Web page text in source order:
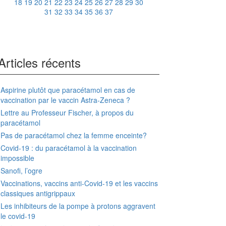
18 19 20 21 22 23 24 25 26 27 28 29 30
31 32 33 34 35 36 37
récents
Aspirine plutôt que paracétamol en cas de
vaccination par le vaccin Astra-Zeneca ?
Lettre au Professeur Fischer, à propos du
paracétamol
Pas de paracétamol chez la femme enceinte?
Covid-19 : du paracétamol à la vaccination
impossible
Sanofi, l’ogre
Vaccinations, vaccins anti-Covid-19 et les vaccins
classiques antigrippaux
Les inhibiteurs de la pompe à protons aggravent
le covid-19